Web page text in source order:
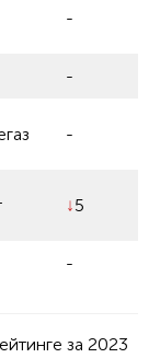
-
-
-
↓5
-
за 2023